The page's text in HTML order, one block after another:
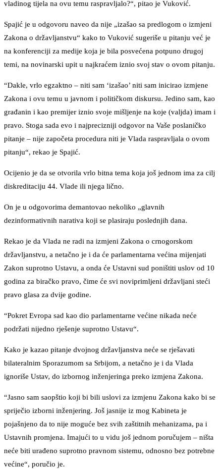
vladinog tijela na ovu temu raspravljalo?“, pitao je Vuković.
Spajić je u odgovoru naveo da nije „izašao sa predlogom o izmjeni
Zakona o državljanstvu“ kako to Vuković sugeriše u pitanju već je
na konferenciji za medije koja je bila posvećena potpuno drugoj
temi, na novinarski upit u najkraćem iznio svoj stav o ovom pitanju.
“Dakle, vrlo egzaktno – niti sam ‘izašao’ niti sam inicirao izmjene
Zakona i ovu temu u javnom i političkom diskursu. Jedino sam, kao
građanin i kao premijer iznio svoje mišljenje na koje (valjda) imam i
pravo. Stoga sada evo i najprecizniji odgovor na Vaše poslaničko
pitanje – nije započeta procedura niti je Vlada raspravljala o ovom
pitanju“, rekao je Spajić.
Ocijenio je da se otvorila vrlo bitna tema koja još jednom ima za cilj
diskreditaciju 44. Vlade ili njega lično.
On je u odgovorima demantovao nekoliko „glavnih
dezinformativnih narativa koji se plasiraju poslednjih dana.
Rekao je da Vlada ne radi na izmjeni Zakona o crnogorskom
državljanstvu, a netačno je i da će parlamentarna većina mijenjati
Zakon suprotno Ustavu, a onda će Ustavni sud poništiti uslov od 10
godina za biračko pravo, čime će svi noviprimljeni državljani steći
pravo glasa za dvije godine.
“Pokret Evropa sad kao dio parlamentarne većine nikada neće
podržati nijedno rješenje suprotno Ustavu“.
Kako je kazao pitanje dvojnog državljanstva neće se rješavati
bilateralnim Sporazumom sa Srbijom, a netačno je i da Vlada
ignoriše Ustav, do izbornog inženjeringa preko izmjena Zakona.
“Jasno sam saopštio koji bi bili uslovi za izmjenu Zakona kako bi se
spriječio izborni inženjering. Još jasnije iz mog Kabineta je
pojašnjeno da to nije moguće bez svih zaštitnih mehanizama, pa i
Ustavnih promjena. Imajući to u vidu još jednom poručujem – ništa
neće biti urađeno suprotno pravnom sistemu, odnosno bez potrebne
većine“, poručio je.